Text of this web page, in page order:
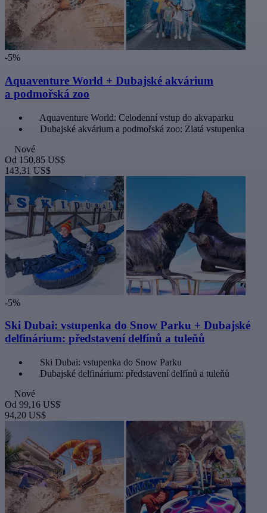
-5%
Aquaventure World + Dubajské akvárium
a podmořská zoo
Aquaventure World: Celodenní vstup do akvaparku
Dubajské akvárium a podmořská zoo: Zlatá vstupenka
Nové
Od 150,85 US$
143,31 US$
-5%
Ski Dubai: vstupenka do Snow Parku + Dubajské
delfinárium: představení delfínů a tuleňů
Ski Dubai: vstupenka do Snow Parku
Dubajské delfinárium: představení delfínů a tuleňů
Nové
Od 99,16 US$
94,20 US$